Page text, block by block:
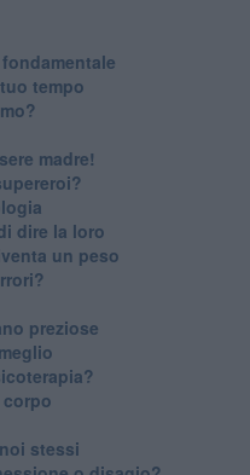
tempo
madre!
dire la loro
un peso
preziose
stessi